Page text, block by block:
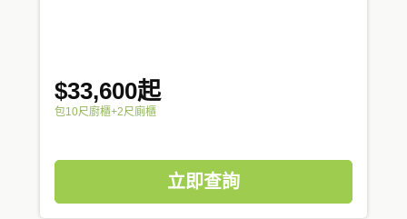
$33,600起
包10尺廚櫃+2尺廁櫃
立即查詢